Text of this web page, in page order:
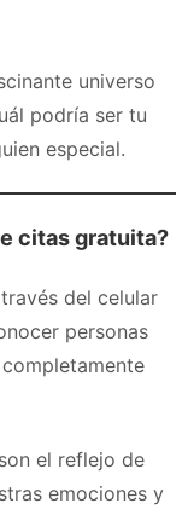
universo
podría ser tu
especial.
citas gratuita?
del celular
personas
son el reflejo de
emociones y